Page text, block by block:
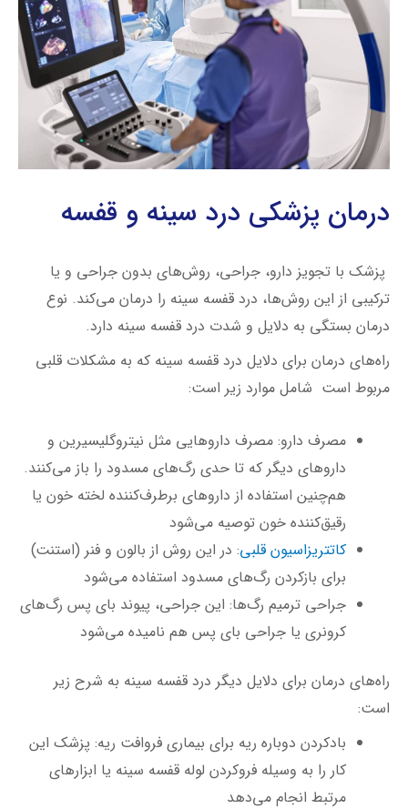
درمان پزشکی درد سینه و قفسه
پزشک با تجویز دارو، جراحی، روش‌های بدون جراحی و یا
ترکیبی از این روش‌ها، درد قفسه سینه را درمان می‌کند. نوع
درمان بستگی به دلایل و شدت درد قفسه سینه دارد.
راه‌های درمان برای دلایل درد قفسه سینه که به مشکلات قلبی
مربوط است شامل موارد زیر است:
مصرف دارو: مصرف داروهایی مثل نیتروگلیسیرین و
داروهای دیگر که تا حدی رگ‌های مسدود را باز می‌کنند.
هم‌چنین استفاده از داروهای برطرف‌کننده لخته خون یا
رقیق‌کننده خون توصیه می‌شود
کاتتریزاسیون قلبی: در این روش از بالون و فنر (استنت)
برای بازکردن رگ‌های مسدود استفاده می‌شود
جراحی ترمیم رگ‌ها: این جراحی، پیوند بای ‌پس رگ‌های
کرونری یا جراحی بای ‌پس هم نامیده می‌شود
راه‌های درمان برای دلایل دیگر درد قفسه سینه به شرح زیر
است:
بادکردن دوباره ریه برای بیماری فروافت ریه: پزشک این
کار را به وسیله فروکردن لوله قفسه سینه یا ابزارهای
مرتبط انجام می‌دهد